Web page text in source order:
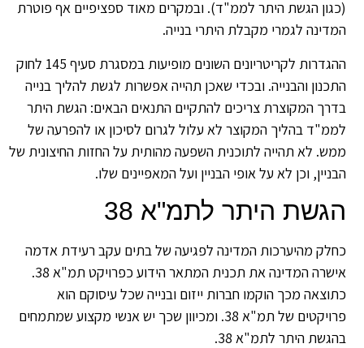
הגשת היתר לממ"ד). ובמקרים מאוד ספציפיים אף פוטרת
לגמרי מקבלת היתרי בנייה.
ההגדרות לקריטריונים השונים מופיעות במסגרת סעיף 145 לחוק
והבנייה. ובכדי שאכן תהייה אפשרות לגשת להליך בנייה
המקוצרת צריכים להתקיים התנאים הבאים: הגשת היתר
בהליך המקוצר לא עלול לגרום לסיכון או להפרעה של
לא תהייה לתוכנית השפעה מהותית על החזות החיצונית של
וכן לא על אופי הבניין ועל המאפיינים שלו.
היתר לתמ"א 38
מהיערכות המדינה לפגיעה של בתים עקב רעידת אדמה
אישרה המדינה את תכנית המתאר הידוע כפרויקט תמ"א 38.
מכך הוקמו חברות ייזום ובנייה שכל עיסוקם הוא
פרויקטים של תמ"א 38. ומכיוון שכך יש אנשי מקצוע שמתמחים
היתר לתמ"א 38.